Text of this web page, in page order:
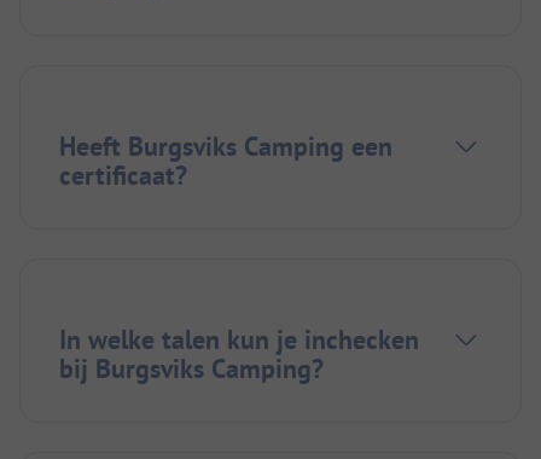
Heeft Burgsviks Camping een
certificaat?
In welke talen kun je inchecken
bij Burgsviks Camping?